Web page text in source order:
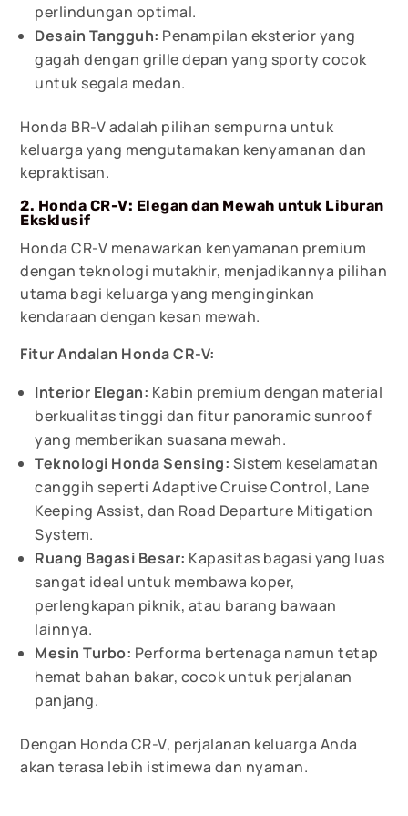
perlindungan optimal.
Desain Tangguh: Penampilan eksterior yang
gagah dengan grille depan yang sporty cocok
untuk segala medan.
Honda BR-V adalah pilihan sempurna untuk
keluarga yang mengutamakan kenyamanan dan
kepraktisan.
2. Honda CR-V: Elegan dan Mewah untuk Liburan
Eksklusif
Honda CR-V menawarkan kenyamanan premium
dengan teknologi mutakhir, menjadikannya pilihan
utama bagi keluarga yang menginginkan
kendaraan dengan kesan mewah.
Fitur Andalan Honda CR-V:
Interior Elegan: Kabin premium dengan material
berkualitas tinggi dan fitur panoramic sunroof
yang memberikan suasana mewah.
Teknologi Honda Sensing: Sistem keselamatan
canggih seperti Adaptive Cruise Control, Lane
Keeping Assist, dan Road Departure Mitigation
System.
Ruang Bagasi Besar: Kapasitas bagasi yang luas
sangat ideal untuk membawa koper,
perlengkapan piknik, atau barang bawaan
lainnya.
Mesin Turbo: Performa bertenaga namun tetap
hemat bahan bakar, cocok untuk perjalanan
panjang.
Dengan Honda CR-V, perjalanan keluarga Anda
akan terasa lebih istimewa dan nyaman.